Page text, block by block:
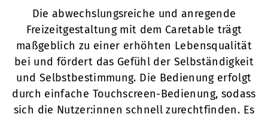
Die abwechslungsreiche und anregende
Freizeitgestaltung mit dem Caretable trägt
maßgeblich zu einer erhöhten Lebensqualität
bei und fördert das Gefühl der Selbständigkeit
und Selbstbestimmung. Die Bedienung erfolgt
durch einfache Touchscreen-Bedienung, sodass
sich die Nutzer:innen schnell zurechtfinden. Es